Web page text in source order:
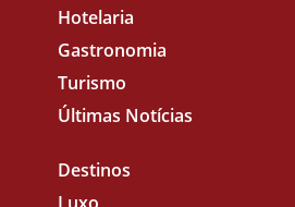
Hotelaria
Gastronomia
Turismo
Últimas Notícias
Destinos